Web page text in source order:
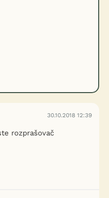
30.10.2018 12:39
rozprašovač